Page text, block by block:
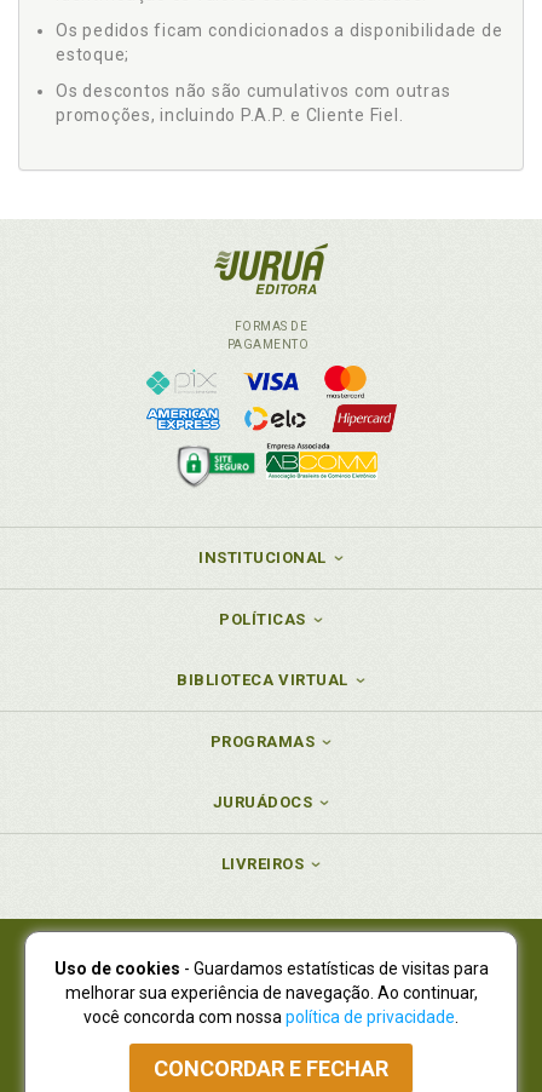
Os pedidos ficam condicionados a disponibilidade de
estoque;
Os descontos não são cumulativos com outras
promoções, incluindo P.A.P. e Cliente Fiel.
FORMAS DE
PAGAMENTO
INSTITUCIONAL
POLÍTICAS
BIBLIOTECA VIRTUAL
PROGRAMAS
JURUÁDOCS
LIVREIROS
Juruá Editora Ltda., CNPJ 77.535.508/0001-19
Juruá Informática Ltda., CNPJ 01.701.561/0001-80
NOVO ENDEREÇO:R. Flávio Dallegrave, 7665, São Lourenço |
Curitiba - Paraná - CEP 82210-310
Atendimento: (41) 4009-3900|Vendas Atacado: (41) 4009-3939
Uso de cookies - Guardamos estatísticas de visitas para
melhorar sua experiência de navegação. Ao continuar,
você concorda com nossa política de privacidade
CONCORDAR E FECHAR